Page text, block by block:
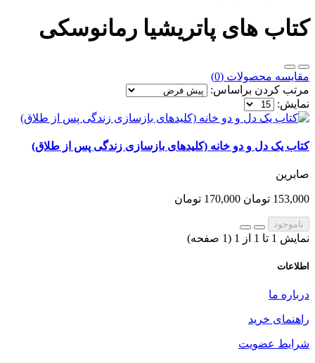
کتاب های پاتریشیا رمانوسکی
مقایسه محصولات (0)
مرتب کردن براساس:
نمایش:
کتاب یک دل و دو خانه (کلیدهای بازسازی زندگی پس از طلاق)
صابرین
153,000 تومان 170,000 تومان
ناموجود
نمایش 1 تا 1 از 1 (1 صفحه)
اطلاعات
درباره ما
راهنمای خرید
شرایط عضویت